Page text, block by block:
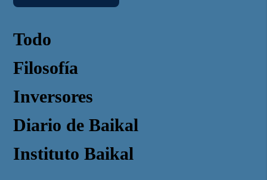
Todo
Filosofía
Inversores
Diario de Baikal
Instituto Baikal